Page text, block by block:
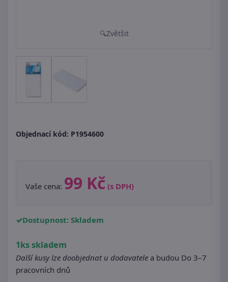
Zvětšit
Objednací kód: P1954600
Vaše cena: 99 Kč (s DPH)
Dostupnost: Skladem
1ks skladem
Další kusy lze doobjednat u dodavatele a budou Do 3–7
pracovních dnů